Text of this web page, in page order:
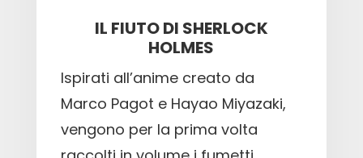
IL FIUTO DI SHERLOCK
HOLMES
Ispirati all’anime creato da
Marco Pagot e Hayao Miyazaki,
vengono per la prima volta